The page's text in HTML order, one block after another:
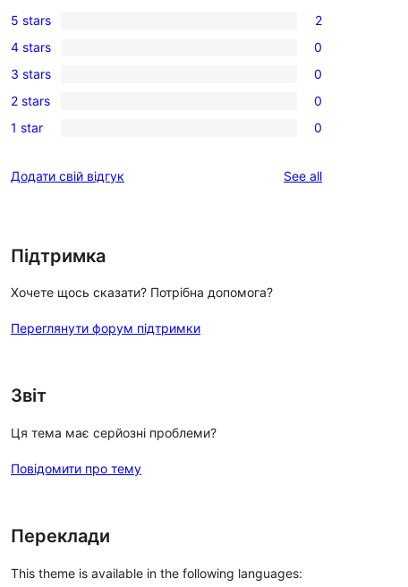
2
5-
star
reviews
5 stars 2
0
4-
star
reviews
4 stars 0
0
3-
star
3 stars 0
0
2-
reviews
2 stars 0
0
star
1 star 0
Додати свій відгук See allreviews
Підтримка
Хочете щось сказати? Потрібна допомога?
Переглянути форум підтримки
Звіт
Ця тема має серйозні проблеми?
Повідомити про тему
Переклади
This theme is available in the following languages: